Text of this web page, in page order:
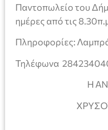
Παντοπωλείο του
ημέρες από τις
Πληροφορίες:
Τηλέφωνα
Η
ΧΡΥΣΟΥΛΑ